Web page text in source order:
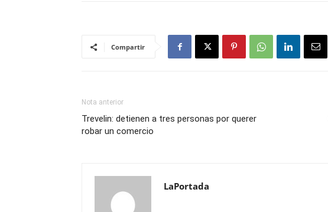
Compartir
Nota anterior
Trevelin: detienen a tres personas por querer
robar un comercio
LaPortada